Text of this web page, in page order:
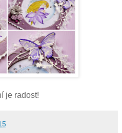
je radost!